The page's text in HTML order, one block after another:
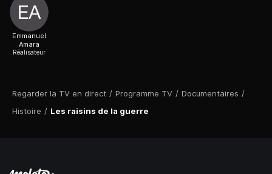
Regarder la TV en direct / Programme TV / Documentaires /
Histoire / Les raisins de la guerre
Emmanuel
Amara
Réalisateur